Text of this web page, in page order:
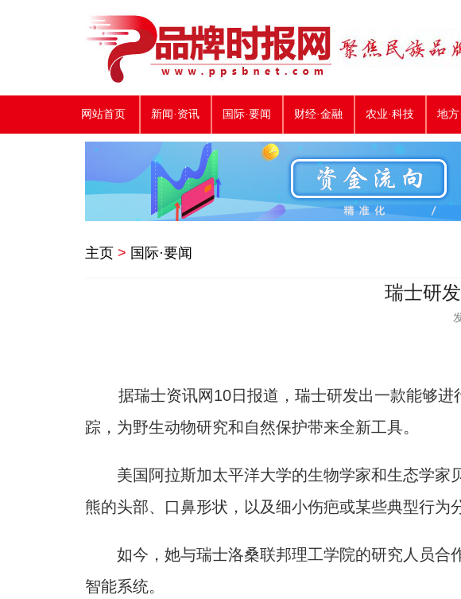
网站首页 新闻·资讯 国际·要闻 财经·金融 农业·科技 地方
主页 > 国际·要闻
瑞士研
据瑞士资讯网10日报道，瑞士研发出一款能够进
踪，为野生动物研究和自然保护带来全新工具。
美国阿拉斯加太平洋大学的生物学家和生态学家
熊的头部、口鼻形状，以及细小伤疤或某些典型行为
如今，她与瑞士洛桑联邦理工学院的研究人员合
智能系统。